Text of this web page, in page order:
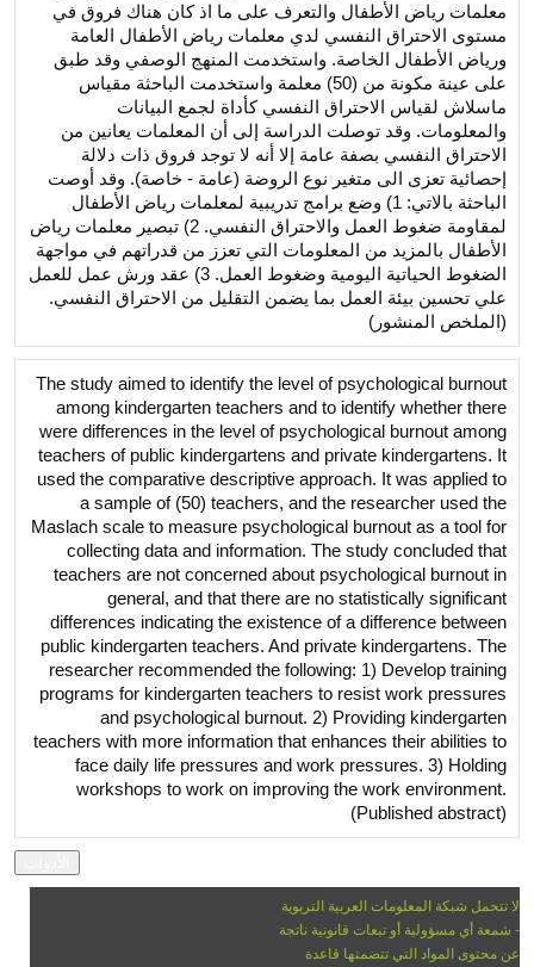
معلمات رياض الأطفال والتعرف على ما اذ كان هناك فروق في
مستوى الاحتراق النفسي لدي معلمات رياض الأطفال العامة
ورياض الأطفال الخاصة. واستخدمت المنهج الوصفي وقد طبق
على عينة مكونة من (50) معلمة واستخدمت الباحثة مقياس
ماسلاش لقياس الاحتراق النفسي كأداة لجمع البيانات
والمعلومات. وقد توصلت الدراسة إلى أن المعلمات يعانين من
الاحتراق النفسي بصفة عامة إلا أنه لا توجد فروق ذات دلالة
إحصائية تعزى الى متغير نوع الروضة (عامة - خاصة). وقد أوصت
الباحثة بالاتي: 1) وضع برامج تدريبية لمعلمات رياض الأطفال
لمقاومة ضغوط العمل والاحتراق النفسي. 2) تبصير معلمات رياض
الأطفال بالمزيد من المعلومات التي تعزز من قدراتهم في مواجهة
الضغوط الحياتية اليومية وضغوط العمل. 3) عقد ورش عمل للعمل
علي تحسين بيئة العمل بما يضمن التقليل من الاحتراق النفسي.
(الملخص المنشور)
The study aimed to identify the level of psychological burnout
among kindergarten teachers and to identify whether there
were differences in the level of psychological burnout among
teachers of public kindergartens and private kindergartens. It
used the comparative descriptive approach. It was applied to
a sample of (50) teachers, and the researcher used the
Maslach scale to measure psychological burnout as a tool for
collecting data and information. The study concluded that
teachers are not concerned about psychological burnout in
general, and that there are no statistically significant
differences indicating the existence of a difference between
public kindergarten teachers. And private kindergartens. The
researcher recommended the following: 1) Develop training
programs for kindergarten teachers to resist work pressures
and psychological burnout. 2) Providing kindergarten
teachers with more information that enhances their abilities to
face daily life pressures and work pressures. 3) Holding
workshops to work on improving the work environment.
(Published abstract)
لا تتحمل شبكة المعلومات العربية التربوية
- شمعة أي مسؤولية أو تبعات قانونية ناتجة
عن محتوى المواد التي تتضمنها قاعدة